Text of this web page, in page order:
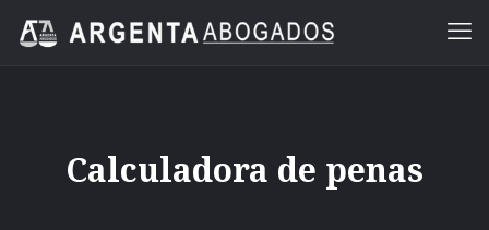
Calculadora de penas